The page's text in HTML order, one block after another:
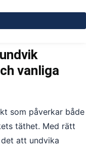
vanliga
som påverkar både
täthet. Med rätt
att undvika